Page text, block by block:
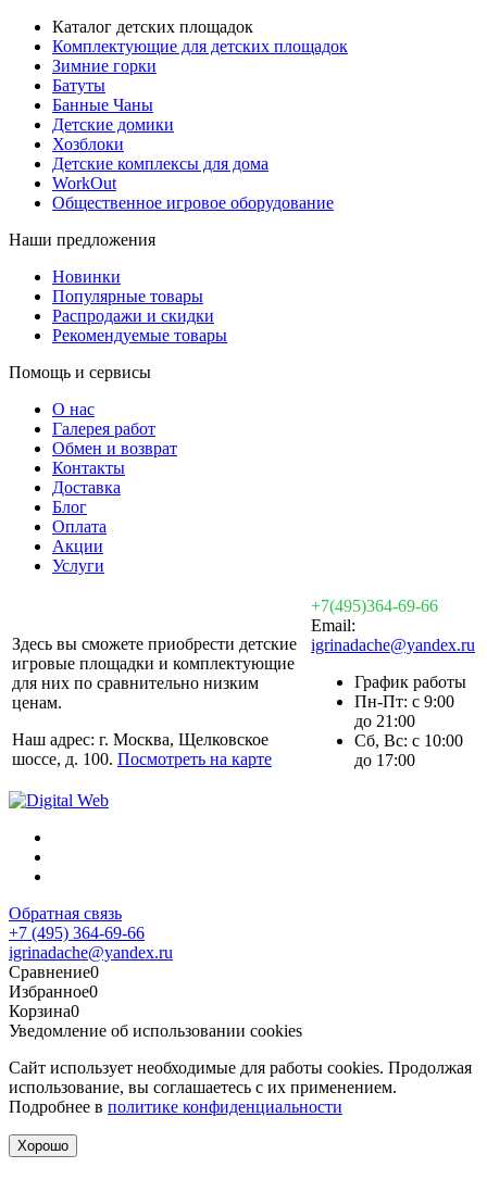
Каталог детских площадок
Комплектующие для детских площадок
Зимние горки
Батуты
Банные Чаны
Детские домики
Хозблоки
Детские комплексы для дома
WorkOut
Общественное игровое оборудование
Наши предложения
Новинки
Популярные товары
Распродажи и скидки
Рекомендуемые товары
Помощь и сервисы
О нас
Галерея работ
Обмен и возврат
Контакты
Доставка
Блог
Оплата
Акции
Услуги
Здесь вы сможете приобрести детские
игровые площадки и комплектующие
для них по сравнительно низким
ценам.
Наш адрес: г. Москва, Щелковское
шоссе, д. 100. Посмотреть на карте
+7(495)364-69-66
Email:
igrinadache@yandex.ru
График работы
Пн-Пт: с 9:00
до 21:00
Сб, Вс: с 10:00
до 17:00
Обратная связь
+7 (495) 364-69-66
igrinadache@yandex.ru
Сравнение0
Избранное0
Корзина0
Уведомление об использовании cookies
Сайт использует необходимые для работы cookies. Продолжая
использование, вы соглашаетесь с их применением.
Подробнее в политике конфиденциальности
Хорошо